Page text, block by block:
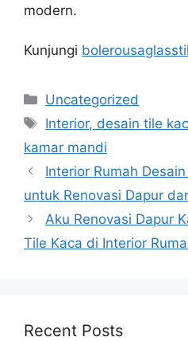
modern.
Kunjungi
Categories
Uncategorized
Tags
Interior, desain tile
kamar mandi
Interior Rumah
untuk Renovasi Dapur
Aku Renovasi Dapur
Tile Kaca di Interior
Recent Posts